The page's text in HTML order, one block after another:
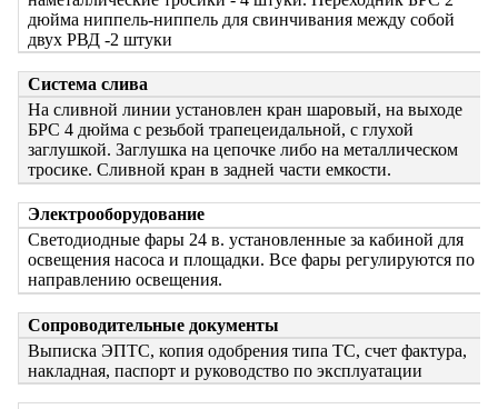
дюйма ниппель-ниппель для свинчивания между собой
двух РВД -2 штуки
Система слива
На сливной линии установлен кран шаровый, на выходе
БРС 4 дюйма с резьбой трапецеидальной, с глухой
заглушкой. Заглушка на цепочке либо на металлическом
тросике. Сливной кран в задней части емкости.
Электрооборудование
Светодиодные фары 24 в. установленные за кабиной для
освещения насоса и площадки. Все фары регулируются по
направлению освещения.
Сопроводительные документы
Выписка ЭПТС, копия одобрения типа ТС, счет фактура,
накладная, паспорт и руководство по эксплуатации